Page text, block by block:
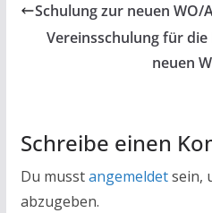
Schulung zur neuen WO/
Vereinsschulung für die
neuen
Schreibe einen
Du musstangemeldetsein,
abzugeben.